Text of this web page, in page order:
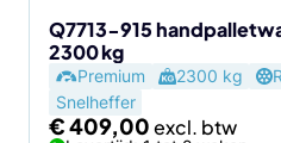
Q7713-915
2300 kg
Premium 2300 kg
Snelheffer
€409,00